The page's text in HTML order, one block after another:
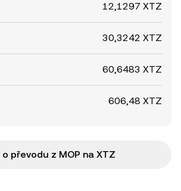
12,1297 XTZ
30,3242 XTZ
60,6483 XTZ
606,48 XTZ
o převodu z MOP na XTZ